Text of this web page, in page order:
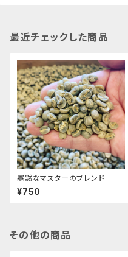
最近チェックした商品
寡黙なマスターのブレンド
¥750
その他の商品